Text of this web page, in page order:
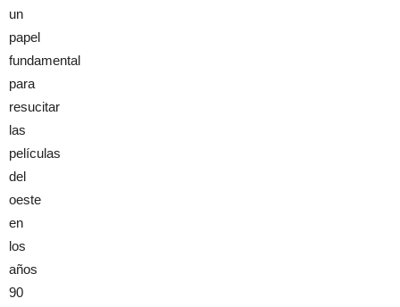
un
papel
fundamental
para
resucitar
las
películas
del
oeste
en
los
años
90